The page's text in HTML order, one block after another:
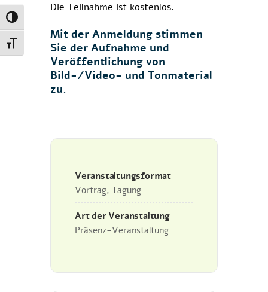
Umschalten auf hohe Kontraste
Schrift vergrößern
Die Teilnahme ist kostenlos.
Mit der Anmeldung stimmen
Sie der Aufnahme und
Veröffentlichung von
Bild-/Video- und Tonmaterial
zu.
Veranstaltungsformat
Vortrag, Tagung
Art der Veranstaltung
Präsenz-Veranstaltung